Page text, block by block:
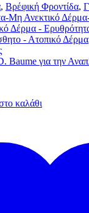
, Βρέφική Φροντίδα,
Μη Ανεκτικό
Δέρμα -
- Ατοπικό Δέρμα
Baume για την
καλάθι